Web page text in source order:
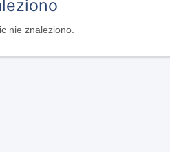
nie znaleziono.